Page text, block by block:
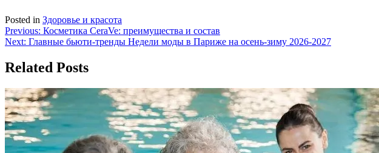
Posted in Здоровье и красота
Навигация
по
записям
Previous: Косметика CeraVe: преимущества и состав
Next: Главные бьюти-тренды Недели моды в Париже на осень-зиму 2026-2027
Related Posts